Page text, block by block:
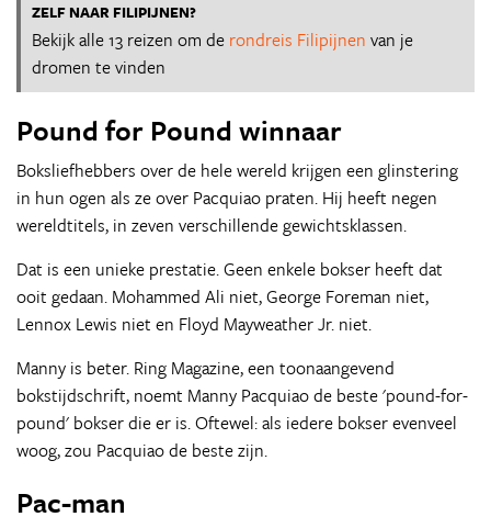
ZELF NAAR FILIPIJNEN?
Bekijk alle 13 reizen om de rondreis Filipijnen van je
dromen te vinden
Pound for Pound winnaar
Boksliefhebbers over de hele wereld krijgen een glinstering
in hun ogen als ze over Pacquiao praten. Hij heeft negen
wereldtitels, in zeven verschillende gewichtsklassen.
Dat is een unieke prestatie. Geen enkele bokser heeft dat
ooit gedaan. Mohammed Ali niet, George Foreman niet,
Lennox Lewis niet en Floyd Mayweather Jr. niet.
Manny is beter. Ring Magazine, een toonaangevend
bokstijdschrift, noemt Manny Pacquiao de beste 'pound-for-
pound' bokser die er is. Oftewel: als iedere bokser evenveel
woog, zou Pacquiao de beste zijn.
Pac-man